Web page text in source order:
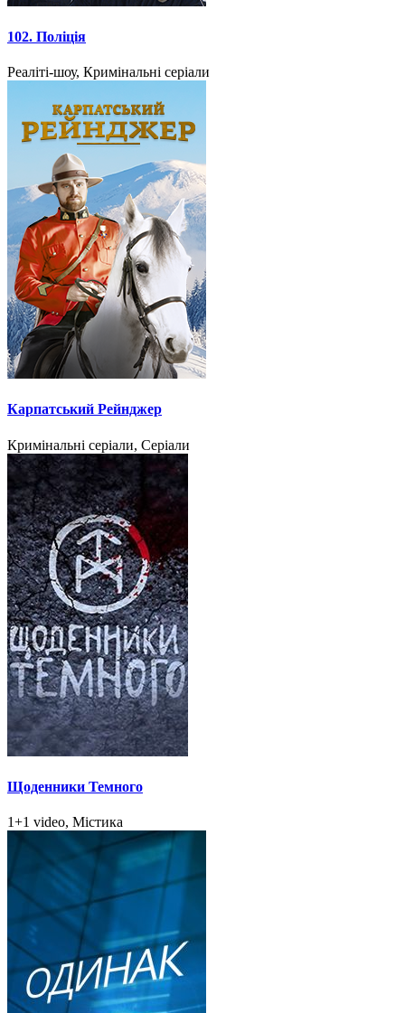
102. Поліція
Реаліті-шоу, Кримінальні серіали
Карпатський Рейнджер
Кримінальні серіали, Серіали
Щоденники Темного
1+1 video, Містика